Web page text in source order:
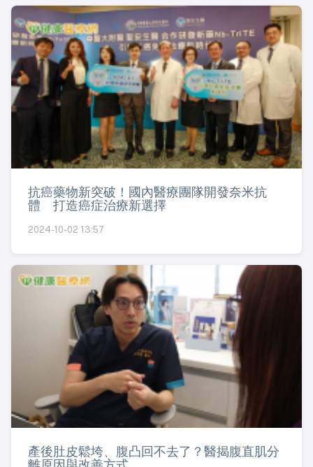
抗癌藥物新突破！國內醫療團隊開發奈米抗
體 打造癌症治療新選擇
2024-10-02 13:57
產後肚皮鬆垮、腹凸回不去了？醫揭腹直肌分